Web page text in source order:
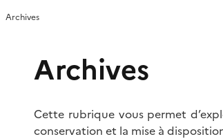
Archives
Archives
Cette rubrique vous permet
conservation et la mise à